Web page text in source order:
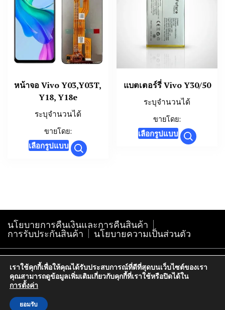
options
may
be
chosen
on
product
page
options
chosen
product
page
หน้าจอ Vivo Y03,Y03T,
Y18, Y18e
ระบุจำนวนได้
ขายโดย:
เลือกรูปแบบ This
product
The
options
may
be
chosen
on
แบตเตอร์รี่ Vivo Y30/50
ระบุจำนวนได้
ขายโดย:
เลือกรูปแบบ This
product
options
be
chosen
on
the
นโยบายการคืนเงินและการคืนสินค้า
การรับประกันสินค้า นโยบายความเป็นส่วนตัว
Copyright@krokphra-it.com2005
เราใช้คุกกี้เพื่อให้คุณได้รับประสบการณ์ที่ดีที่สุดบนเว็บไซต์ของเรา
คุณสามารถดูข้อมูลเพิ่มเติมเกี่ยวกับคุกกี้ที่เราใช้หรือปิดได้ใน
การตั้งค่า
ยอมรับ